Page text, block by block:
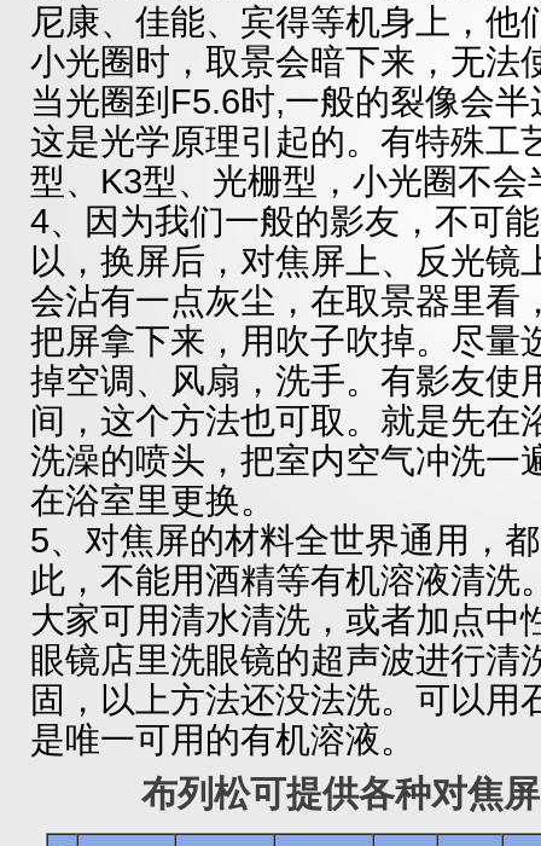
尼康、佳能、宾得等机身上，他
小光圈时，取景会暗下来，无法
当光圈到F5.6时,一般的裂像会
这是光学原理引起的。有特殊工
型、K3型、光栅型，小光圈不会
4、因为我们一般的影友，不可
以，换屏后，对焦屏上、反光镜
会沾有一点灰尘，在取景器里看
把屏拿下来，用吹子吹掉。尽量
掉空调、风扇，洗手。有影友使
间，这个方法也可取。就是先在
洗澡的喷头，把室内空气冲洗一
在浴室里更换。
5、对焦屏的材料全世界通用，
此，不能用酒精等有机溶液清洗
大家可用清水清洗，或者加点中
眼镜店里洗眼镜的超声波进行清
固，以上方法还没法洗。可以用
是唯一可用的有机溶液。
布列松可提供各种对焦